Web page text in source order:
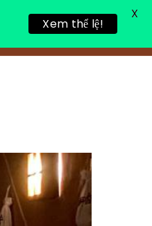
Xem thể lệ!
X